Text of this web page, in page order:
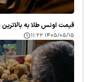
قیمت اونس طلا به بالاترین حد خود در
۱۴۰۵/۰۵/۱۵ ۱۱:۲۲